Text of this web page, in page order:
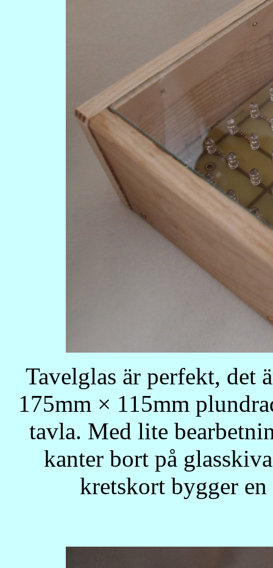
Tavelglas är perfekt, det
175mm × 115mm
tavla. Med lite
kanter bort på
kretskort bygger